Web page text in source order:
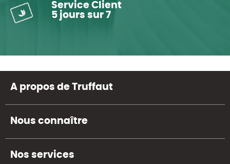
Service Client
5 jours sur 7
A propos de Truffaut
Nous connaître
Nos services